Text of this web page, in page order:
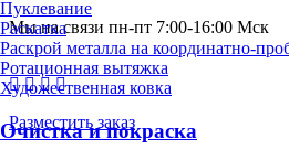
Пуклевание
Раскатка
Раскрой металла на координатно-
Ротационная вытяжка
Художественная ковка
Очистка и покраска
Мы на связи пн-пт 7:00-16:00 Мск
Разместить заказ